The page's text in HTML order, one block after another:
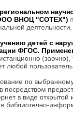
ВНОЦ "СОТЕХ")
деятельности.
детей с
ФГОС.
любой
по
посредством
в виде
библиотечно-